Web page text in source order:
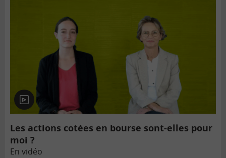
En
vidéo
Les actions cotées en bourse sont-elles pour
moi ?
En vidéo